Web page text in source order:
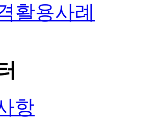
활용사례
항